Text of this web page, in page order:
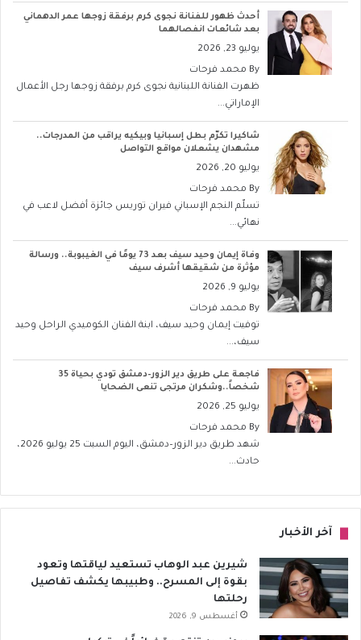
أحدث ظهور للفنانة نجوى كرم برفقة زوجها عمر الدهماني
بعد شائعات انفصالهما
يوليو 23, 2026
By محمد فرحات
ظهرت الفنانة اللبنانية نجوى كرم برفقة زوجها رجل الأعمال
الإماراتي...
شاكيرا تكرّم بطل إسبانيا وبيكيه يراقب من المدرجات..
مشهدان يشعلان مواقع التواصل
يوليو 20, 2026
By محمد فرحات
تسلّم النجم الإسباني فيران توريس جائزة أفضل لاعب في
نهائي...
وفاة إيمان وحيد سيف بعد 73 يومًا في الغيبوبة.. ورسالة
مؤثرة من شقيقها أشرف سيف
يوليو 9, 2026
By محمد فرحات
توفيت إيمان وحيد سيف، ابنة الفنان الكوميدي الراحل وحيد
سيف،...
فاجعة على طريق دير الزور–دمشق تودي بحياة 35
شخصاً..وشكران مرتجى تنعى الضحايا
يوليو 25, 2026
By محمد فرحات
شهد طريق دير الزور–دمشق، اليوم السبت 25 يوليو 2026،
حادث...
آخر الأخبار
شيرين عبد الوهاب تستعيد لياقتها وتعود
بقوة إلى المسرح.. وطبيبها يكشف تفاصيل
رحلتها
أغسطس 9, 2026